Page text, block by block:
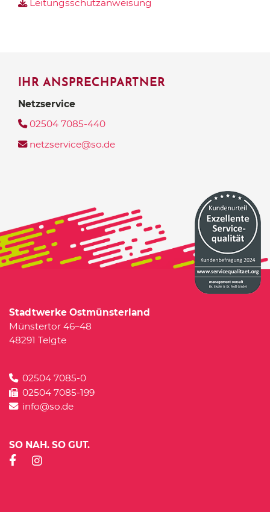
Leitungsschutzanweisung
IHR ANSPRECHPARTNER
Netzservice
02504 7085-440
netzservice@so.de
Stadtwerke Ostmünsterland
Münstertor 46–48
48291 Telgte
02504 7085-0
02504 7085-199
info@so.de
SO NAH. SO GUT.